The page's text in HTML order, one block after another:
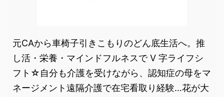
元CAから車椅子引きこもりのどん底生活へ。推
し活・栄養・マインドフルネスで V 字ライフシ
フト☆自分も介護を受けながら、認知症の母をマ
ネージメント遠隔介護で在宅看取り経験…花が大